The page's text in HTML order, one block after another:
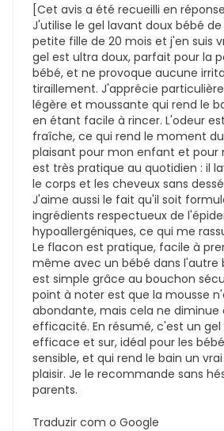
[Cet avis a été recueilli en
J'utilise le gel lavant doux bébé
petite fille de 20 mois et j'en suis
gel est ultra doux, parfait pour la
bébé, et ne provoque aucune
tiraillement. J'apprécie
légère et moussante qui rend le
en étant facile à rincer. L'odeur
fraîche, ce qui rend le moment
plaisant pour mon enfant et pour
est très pratique au quotidien : il
le corps et les cheveux sans
J'aime aussi le fait qu'il soit
ingrédients respectueux de
hypoallergéniques, ce qui me
Le flacon est pratique, facile à
même avec un bébé dans l'autre
est simple grâce au bouchon
point à noter est que la mousse
abondante, mais cela ne diminue
efficacité. En résumé, c'est un
efficace et sur, idéal pour les
sensible, et qui rend le bain un
plaisir. Je le recommande sans
parents.
Traduzir com o Google